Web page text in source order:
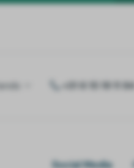
+31 6 15 19 11 84
Social Media